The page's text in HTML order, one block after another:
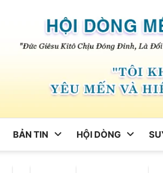
BẢN TIN HỘI DÒNG